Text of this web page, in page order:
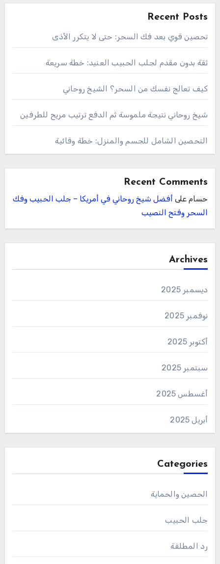
Recent Posts
تحصين قوي بعد فك السحر: حتى لا يتكرر الأذى
ثقة بدون مقدم لجلب الحبيب العنيد: خطة سريعة
كيف تعالج نفسك من السحر؟ الشيخ روحاني
شيخ روحاني نتيجة ملموسة ثم الدفع ترتيب مريح للطرفين
التحصين الشامل للجسم والمنزل: خطة وقائية
Recent Comments
حسامعلى أفضل شيخ روحاني في أمريكا – جلب الحبيب وفك
السحر وفتح النصيب
Archives
ديسمبر 2025
نوفمبر 2025
أكتوبر 2025
سبتمبر 2025
أغسطس 2025
أبريل 2025
Categories
الحصين والحماية
جلب الحبيب
رد المطلقة